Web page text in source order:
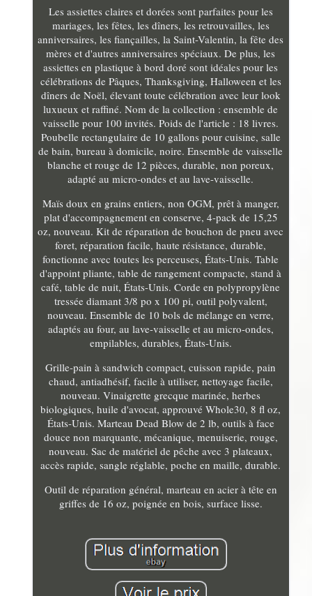
Les assiettes claires et dorées sont parfaites pour les
mariages, les fêtes, les dîners, les retrouvailles, les
anniversaires, les fiançailles, la Saint-Valentin, la fête des
mères et d'autres anniversaires spéciaux. De plus, les
assiettes en plastique à bord doré sont idéales pour les
célébrations de Pâques, Thanksgiving, Halloween et les
dîners de Noël, élevant toute célébration avec leur look
luxueux et raffiné. Nom de la collection : ensemble de
vaisselle pour 100 invités. Poids de l'article : 18 livres.
Poubelle rectangulaire de 10 gallons pour cuisine, salle
de bain, bureau à domicile, noire. Ensemble de vaisselle
blanche et rouge de 12 pièces, durable, non poreux,
adapté au micro-ondes et au lave-vaisselle.
Maïs doux en grains entiers, non OGM, prêt à manger,
plat d'accompagnement en conserve, 4-pack de 15,25
oz, nouveau. Kit de réparation de bouchon de pneu avec
foret, réparation facile, haute résistance, durable,
fonctionne avec toutes les perceuses, États-Unis. Table
d'appoint pliante, table de rangement compacte, stand à
café, table de nuit, États-Unis. Corde en polypropylène
tressée diamant 3/8 po x 100 pi, outil polyvalent,
nouveau. Ensemble de 10 bols de mélange en verre,
adaptés au four, au lave-vaisselle et au micro-ondes,
empilables, durables, États-Unis.
Grille-pain à sandwich compact, cuisson rapide, pain
chaud, antiadhésif, facile à utiliser, nettoyage facile,
nouveau. Vinaigrette grecque marinée, herbes
biologiques, huile d'avocat, approuvé Whole30, 8 fl oz,
États-Unis. Marteau Dead Blow de 2 lb, outils à face
douce non marquante, mécanique, menuiserie, rouge,
nouveau. Sac de matériel de pêche avec 3 plateaux,
accès rapide, sangle réglable, poche en maille, durable.
Outil de réparation général, marteau en acier à tête en
griffes de 16 oz, poignée en bois, surface lisse.